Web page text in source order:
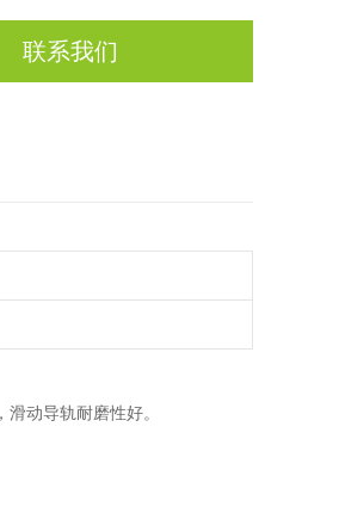
联系我们
动导轨耐磨性好。